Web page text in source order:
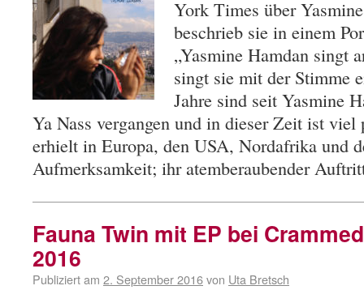
York Times über
beschrieb sie in einem
„Yasmine Hamdan singt
singt sie mit der Stimme
Jahre sind seit Yasmine
Ya Nass vergangen und in dieser Zeit ist
erhielt in Europa, den USA, Nordafrika und
Aufmerksamkeit; ihr atemberaubender
Fauna Twin mit EP bei
2016
Publiziert am 2. September 2016von Uta Bretsch